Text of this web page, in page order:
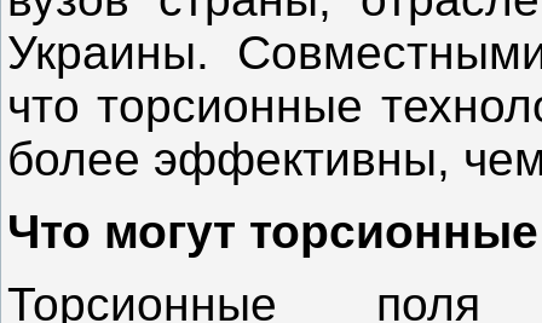
Украины.
что торсионные
более эффективны,
Что могут
Торсионные поля